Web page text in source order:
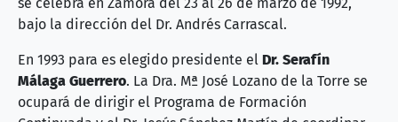
bajo la dirección del Dr. Andrés Carrascal.
En 1993 para es elegido presidente el Dr. Serafín
Málaga Guerrero. La Dra. Mª José Lozano de la Torre se
ocupará de dirigir el Programa de Formación